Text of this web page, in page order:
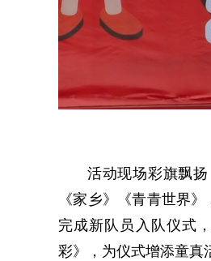
活动现场彩旗飘
《家乡》《青青世界
完成新队员入队仪式
彩》，为仪式增添童真